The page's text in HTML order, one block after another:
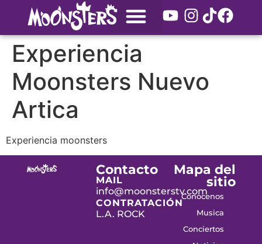
Experiencia
Moonsters Nuevo
Artica
Experiencia moonsters
Contacto
MAIL
info@moonsterstv.com
CONTRATACIÓN
L.A. ROCK
Mapa del
sitio
Conocenos
Musica
Conciertos